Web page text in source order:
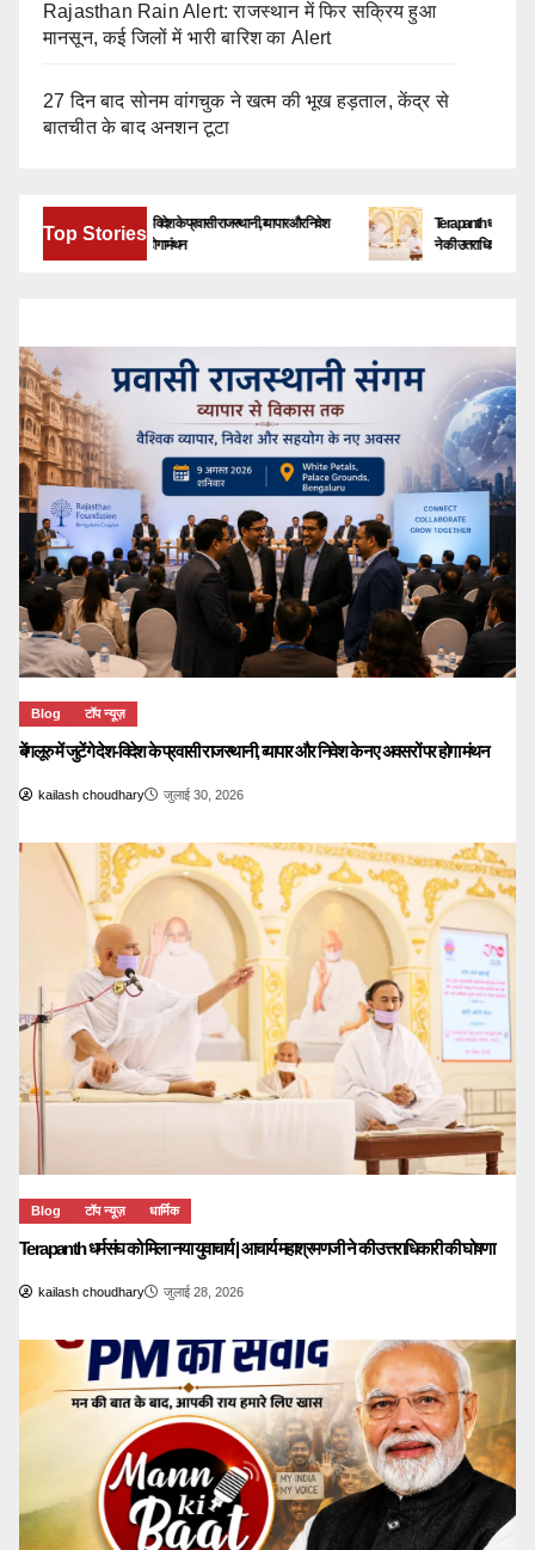
Rajasthan Rain Alert: राजस्थान में फिर सक्रिय हुआ
मानसून, कई जिलों में भारी बारिश का Alert
27 दिन बाद सोनम वांगचुक ने खत्म की भूख हड़ताल, केंद्र से
बातचीत के बाद अनशन टूटा
Top Stories
बेंगलूरु में जुटेंगे देश-विदेश के प्रवासी राजस्थानी, व्यापार और निवेश
के नए अवसरों पर होगा मंथन
Terapanth धर्मसंघ को मिला
ने की उत्तराधिकारी की घोषणा
Blog टॉप न्यूज़
बेंगलूरु में जुटेंगे देश-विदेश के प्रवासी राजस्थानी, व्यापार और निवेश के नए अवसरों पर होगा मंथन
kailash choudhary जुलाई 30, 2026
Blog टॉप न्यूज़ धार्मिक
Terapanth धर्मसंघ को मिला नया युवाचार्य | आचार्य महाश्रमणजी ने की उत्तराधिकारी की घोषणा
kailash choudhary जुलाई 28, 2026